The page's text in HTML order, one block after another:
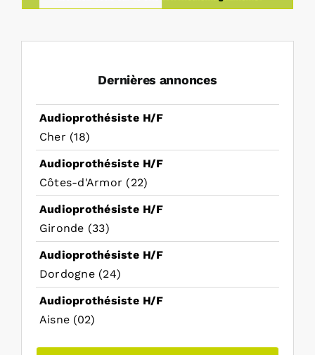
Dernières annonces
Audioprothésiste H/F
Cher (18)
Audioprothésiste H/F
Côtes-d'Armor (22)
Audioprothésiste H/F
Gironde (33)
Audioprothésiste H/F
Dordogne (24)
Audioprothésiste H/F
Aisne (02)